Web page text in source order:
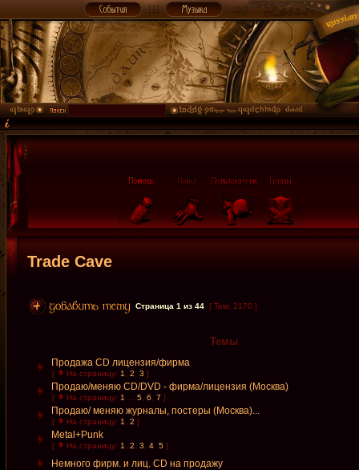
Trade Cave
Страница 1 из 44 [ Тем: 2170 ]
Темы
Продажа CD лицензия/фирма
[ На страницу: 1 2 3 ]
Продаю/меняю CD/DVD - фирма/лицензия (Москва)
[ На страницу: 1 5 6 7 ]
Продаю/ меняю журналы, постеры (Москва)...
[ На страницу: 1 2 ]
Metal+Punk
[ На страницу: 1 2 3 4 5 ]
Немного фирм. и лиц. CD на продажу